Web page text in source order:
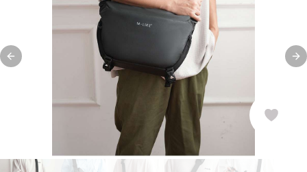
Previous slide